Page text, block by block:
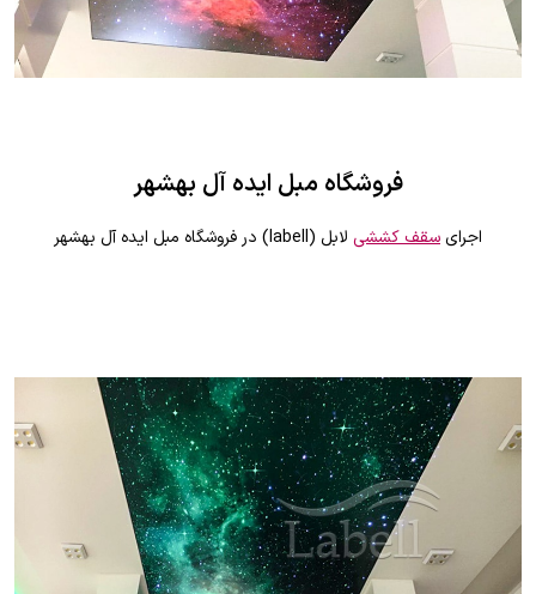
فروشگاه مبل ايده آل بهشهر
اجرایسقف کششی لابل (labell) در فروشگاه مبل ايده آل بهشهر